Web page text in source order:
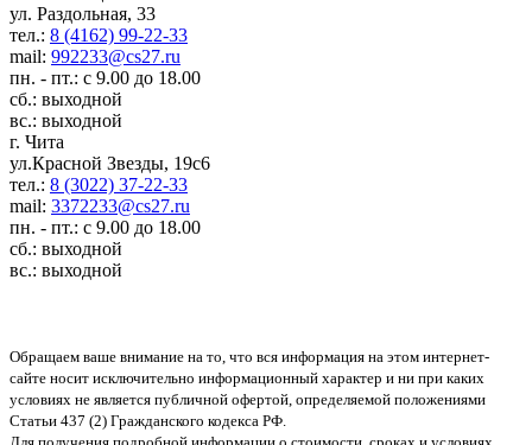
ул. Раздольная, 33
тел.: 8 (4162) 99-22-33
mail: 992233@cs27.ru
пн. - пт.: с 9.00 до 18.00
сб.: выходной
вс.: выходной
г. Чита
ул.Красной Звезды, 19с6
тел.: 8 (3022) 37-22-33
mail: 3372233@cs27.ru
пн. - пт.: с 9.00 до 18.00
сб.: выходной
вс.: выходной
Обращаем ваше внимание на то, что вся информация на этом интернет-
сайте носит исключительно информационный характер и ни при каких
условиях не является публичной офертой, определяемой положениями
Статьи 437 (2) Гражданского кодекса РФ.